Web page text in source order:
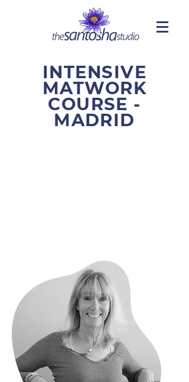
INTENSIVE
MATWORK
COURSE -
MADRID